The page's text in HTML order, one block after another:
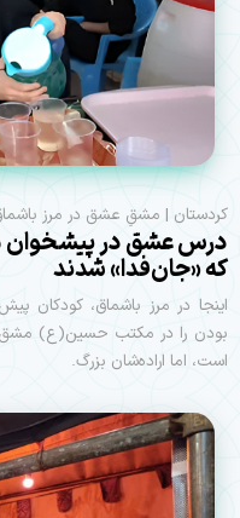
کردستان | مشقِ عشق در مرز
درس عشق در پیشخوان
که «جان‌فدا» شدند
اینجا در مرز باشماق، کودکان
بودن را در مکتب حسین(ع) مشق
است، اما اراده‌شان بزرگ.